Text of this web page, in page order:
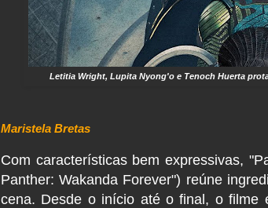
Letitia Wright, Lupita Nyong'o e Tenoch Huerta
Maristela Bretas
Com características bem expressivas,
Panther: Wakanda Forever") reúne
cena. Desde o início até o final, o filme